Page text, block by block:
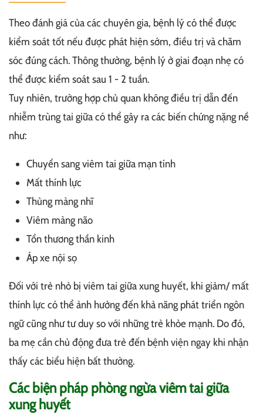
Theo đánh giá của các chuyên gia, bệnh lý có thể được
kiểm soát tốt nếu được phát hiện sớm, điều trị và chăm
sóc đúng cách. Thông thường, bệnh lý ở giai đoạn nhẹ có
thể được kiểm soát sau 1 - 2 tuần.
Tuy nhiên, trường hợp chủ quan không điều trị dẫn đến
nhiễm trùng tai giữa có thể gây ra các biến chứng nặng nề
như:
Chuyển sang viêm tai giữa mạn tính
Mất thính lực
Thủng màng nhĩ
Viêm màng não
Tổn thương thần kinh
Áp xe nội sọ
Đối với trẻ nhỏ bị viêm tai giữa xung huyết, khi giảm/ mất
thính lực có thể ảnh hưởng đến khả năng phát triển ngôn
ngữ cũng như tư duy so với những trẻ khỏe mạnh. Do đó,
ba mẹ cần chủ động đưa trẻ đến bệnh viện ngay khi nhận
thấy các biểu hiện bất thường.
Các biện pháp phòng ngừa viêm tai giữa
xung huyết